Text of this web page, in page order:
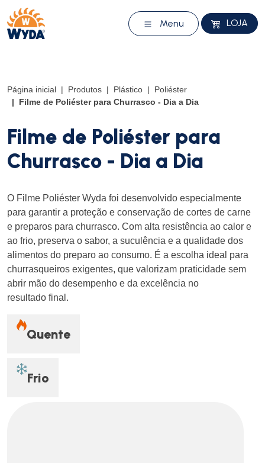
Menu LOJA
Página inicial Produtos Plástico
Poliéster
Filme de Poliéster para Churrasco - Dia a Dia
Filme de Poliéster para
Churrasco - Dia a Dia
O Filme Poliéster Wyda foi desenvolvido especialmente
para garantir a proteção e conservação de cortes de carne
e preparos para churrasco. Com alta resistência ao calor e
ao frio, preserva o sabor, a suculência e a qualidade dos
alimentos do preparo ao consumo. É a escolha ideal para
churrasqueiros exigentes, que valorizam praticidade sem
abrir mão do desempenho e da excelência no
resultado final.
Quente
Frio